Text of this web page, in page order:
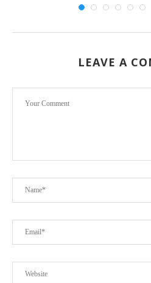
LEAVE A